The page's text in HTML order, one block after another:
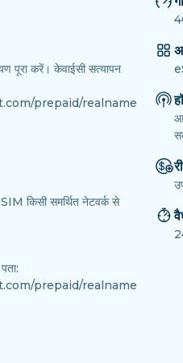
पूरा करें। केवाईसी सत्यापन
prepaid/realname
किसी समर्थित नेटवर्क से
prepaid/realname